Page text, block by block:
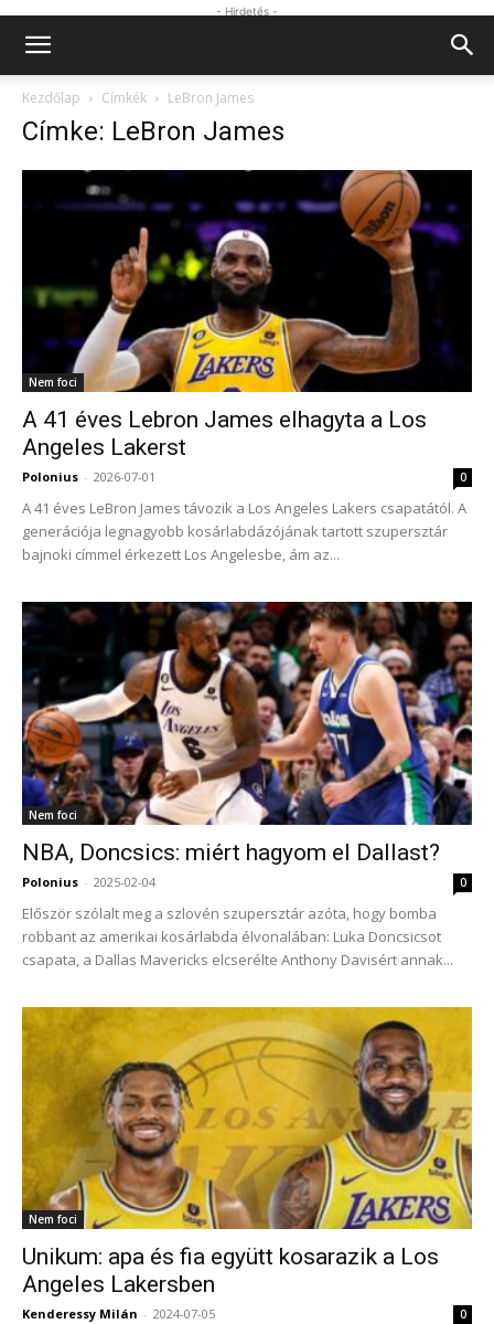
- Hirdetés -
Kezdőlap Címkék LeBron James
Címke: LeBron James
Nem foci
A 41 éves Lebron James elhagyta a Los
Angeles Lakerst
Polonius - 2026-07-01 0
A 41 éves LeBron James távozik a Los Angeles Lakers csapatától. A
generációja legnagyobb kosárlabdázójának tartott szupersztár
bajnoki címmel érkezett Los Angelesbe, ám az...
Nem foci
NBA, Doncsics: miért hagyom el Dallast?
Polonius - 2025-02-04 0
Először szólalt meg a szlovén szupersztár azóta, hogy bomba
robbant az amerikai kosárlabda élvonalában: Luka Doncsicsot
csapata, a Dallas Mavericks elcserélte Anthony Davisért annak...
Nem foci
Unikum: apa és fia együtt kosarazik a Los
Angeles Lakersben
Kenderessy Milán - 2024-07-05 0